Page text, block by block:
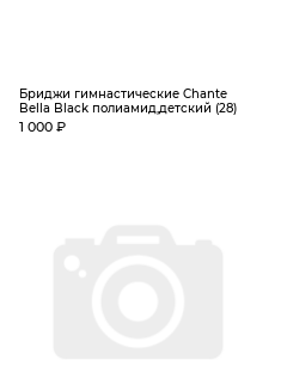
Бриджи гимнастические Chante
Bella Black полиамид,детский (28)
1 000 ₽